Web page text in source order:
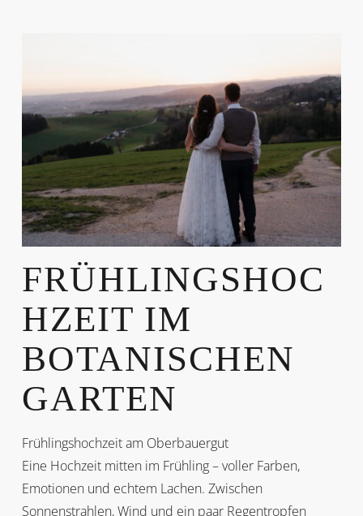
FRÜHLINGSHOC
HZEIT IM
BOTANISCHEN
GARTEN
Frühlingshochzeit am Oberbauergut
Eine Hochzeit mitten im Frühling – voller Farben,
Emotionen und echtem Lachen. Zwischen
Sonnenstrahlen, Wind und ein paar Regentropfen